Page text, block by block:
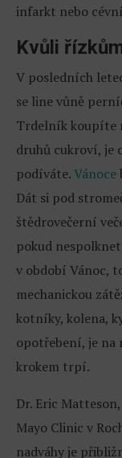
infarkt nebo
Kvůli
V posledních
se line vůně
Trdelník koupíte
druhů cukroví, je
podíváte.Vánoce
Dát si pod
štědrovečerní
pokud
v období Vánoc,
mechanickou
kotníky, kolena,
opotřebení, je na
krokem trpí.
Dr. Eric
Mayo Clinic v
nadváhy je